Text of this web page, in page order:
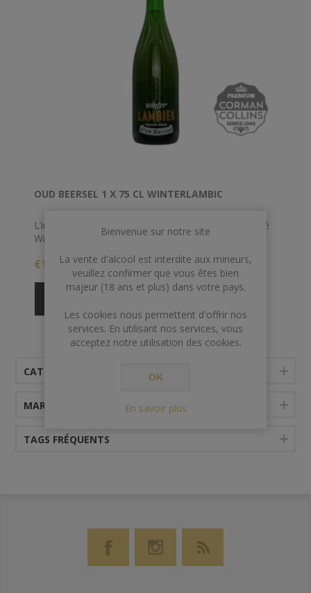
OUD BEERSEL 1 X 75 CL WINTERLAMBIC
L’infusion de bourgeons de pin sur le Lambic, appelé
Winter Lambiek, combine le caractère rafraîchissant
hivernale en buvant une bière qui n’est pas trop
épicée ni sucrée.
€14,00
CATÉGORIES
MARQUES
TAGS FRÉQUENTS
Bienvenue sur notre site
La vente d'alcool est interdite aux mineurs,
veuillez confirmer que vous êtes bien
majeur (18 ans et plus) dans votre pays.
Les cookies nous permettent d'offrir nos
services. En utilisant nos services, vous
acceptez notre utilisation des cookies.
OK
En savoir plus